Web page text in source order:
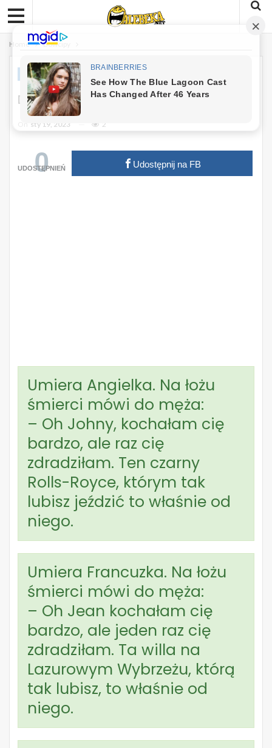
Home Dowcipy
DOWCIPY
Dowcip Dnia: Na Łożu Śmierci
sty 19, 2023 2
0
UDOSTĘPNIEŃ Udostępnij na FB
Umiera Angielka. Na łożu
śmierci mówi do męża:
– Oh Johny, kochałam cię
bardzo, ale raz cię
zdradziłam. Ten czarny
Rolls-Royce, którym tak
lubisz jeździć to właśnie od
niego.
Umiera Francuzka. Na łożu
śmierci mówi do męża:
– Oh Jean kochałam cię
bardzo, ale jeden raz cię
zdradziłam. Ta willa na
Lazurowym Wybrzeżu, którą
tak lubisz, to właśnie od
niego.